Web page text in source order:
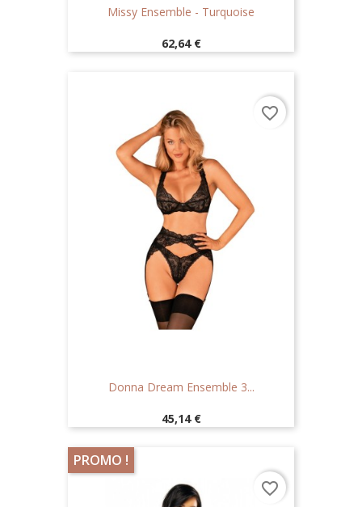
Missy Ensemble - Turquoise
Prix
62,64 €
Donna Dream Ensemble 3...
Prix
45,14 €
favorite_border
PROMO !
favorite_border